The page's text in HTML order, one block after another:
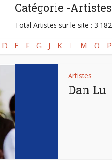
Catégorie -Artistes
Total Artistes sur le site : 3 182
D E F G J K L M O P
Artistes
Dan Lu